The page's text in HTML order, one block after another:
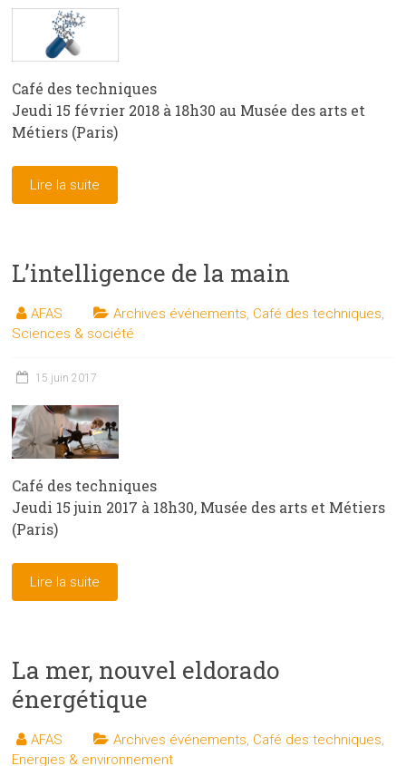
Café des techniques
Jeudi 15 février 2018 à 18h30 au Musée des arts et
Métiers (Paris)
Lire la suite
L’intelligence de la main
AFAS Archives événements Café des techniques
Sciences & société
15 juin 2017
Café des techniques
Jeudi 15 juin 2017 à 18h30, Musée des arts et Métiers
(Paris)
Lire la suite
La mer, nouvel eldorado
énergétique
AFAS Archives événements Café des techniques
Energies & environnement